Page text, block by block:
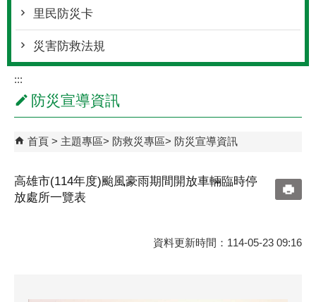
里民防災卡
災害防救法規
:::
防災宣導資訊
首頁 主題專區 防救災專區 防災宣導資訊
高雄市(114年度)颱風豪雨期間開放車輛臨時停
放處所一覽表
資料更新時間：114-05-23 09:16